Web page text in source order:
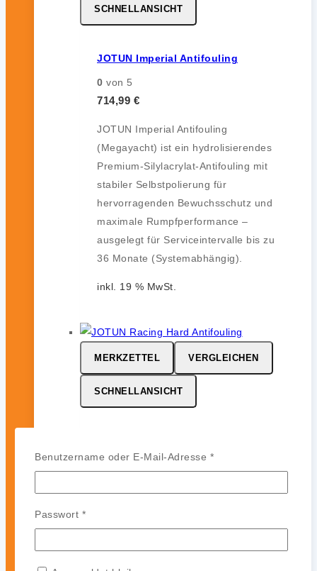
SCHNELLANSICHT
JOTUN Imperial Antifouling
0 von 5
714,99 €
JOTUN Imperial Antifouling
(Megayacht) ist ein hydrolisierendes
Premium-Silylacrylat-Antifouling mit
stabiler Selbstpolierung für
hervorragenden Bewuchsschutz und
maximale Rumpfperformance –
ausgelegt für Serviceintervalle bis zu
36 Monate (Systemabhängig).
inkl. 19 % MwSt.
MERKZETTEL VERGLEICHEN
SCHNELLANSICHT
leistungsstarkes Hartantifouling für
Hochgeschwindigkeits- und
Regattasegler. Es bildet eine harte,
Benutzername oder E-Mail-Adresse *Erforderlich
Passwort *Erforderlich